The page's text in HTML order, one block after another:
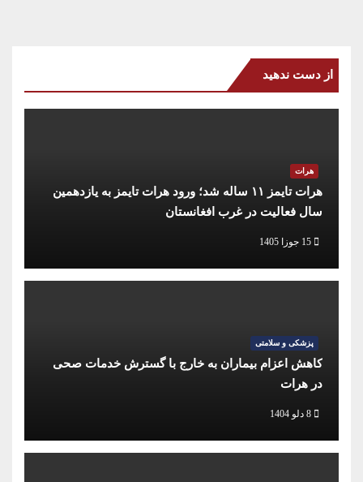
از دست ندهید
هرات
هرات تایمز ۱۱ ساله شد؛ ورود هرات تایمز به یازدهمین
سال فعالیت در غرب افغانستان
15 جوزا 1405
پزشکی و سلامتی
کاهش اعزام بیماران به خارج با گسترش خدمات صحی
در هرات
8 دلو 1404